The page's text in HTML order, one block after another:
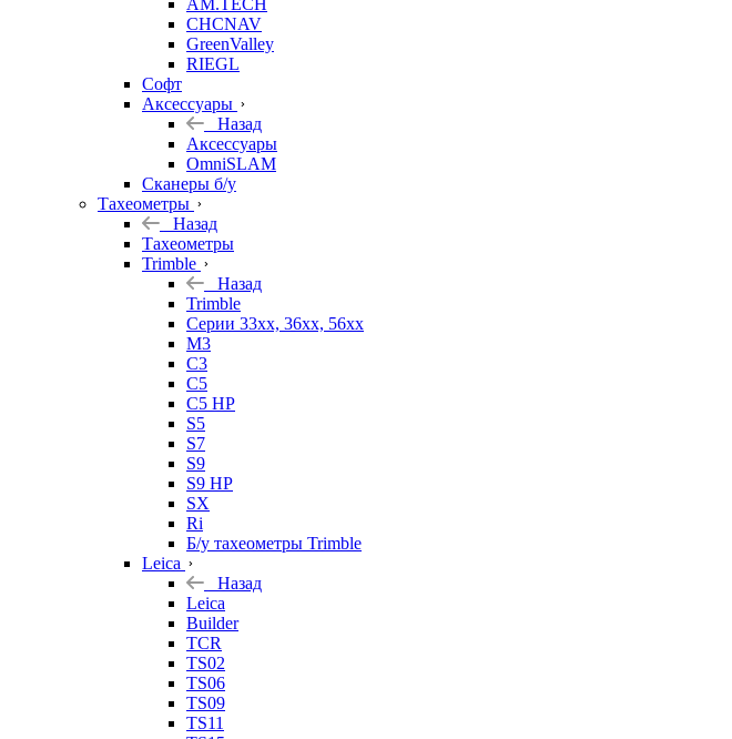
AM.TECH
CHCNAV
GreenValley
RIEGL
Софт
Аксессуары
Назад
Аксессуары
OmniSLAM
Сканеры б/у
Тахеометры
Назад
Тахеометры
Trimble
Назад
Trimble
Серии 33xx, 36xx, 56xx
M3
C3
C5
C5 HP
S5
S7
S9
S9 HP
SX
Ri
Б/у тахеометры Trimble
Leica
Назад
Leica
Builder
TCR
TS02
TS06
TS09
TS11